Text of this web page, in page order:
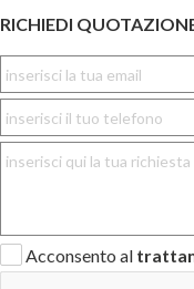
RICHIEDI
Acconsento al